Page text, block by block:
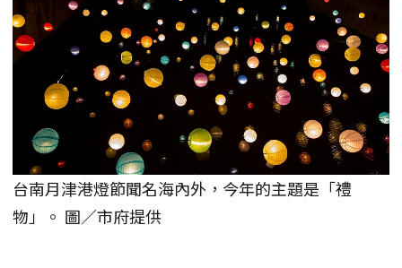
台南月津港燈節聞名海內外，今年的主題是「禮
物」。 圖／市府提供